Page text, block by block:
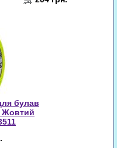
булав
Жовтий